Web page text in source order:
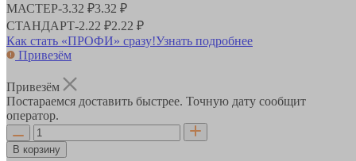
МАСТЕР-3.32 ₽3.32 ₽
СТАНДАРТ-2.22 ₽2.22 ₽
Как стать «ПРОФИ» сразу!Узнать подробнее
Привезём
Привезём
Постараемся доставить быстрее. Точную дату сообщит
оператор.
В корзину